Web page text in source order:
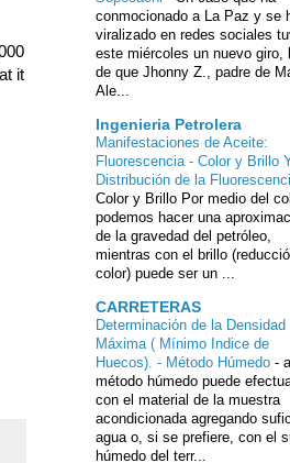
it
conmocionado a La Paz y se
viralizado en redes sociales
este miércoles un nuevo giro,
de que Jhonny Z., padre de
Ale...
Ingenieria Petrolera
Manifestaciones de Aceite:
Fluorescencia - Color y Brillo
Distribución de la
Color y Brillo Por medio del
podemos hacer una
de la gravedad del petróleo,
mientras con el brillo
color) puede ser un ...
CARRETERAS
Determinación de la Densidad
Máxima ( Mínimo Indice de
Huecos). - Método Húmedo -
método húmedo puede
con el material de la muestra
acondicionada agregando
agua o, si se prefiere, con el
húmedo del terr...